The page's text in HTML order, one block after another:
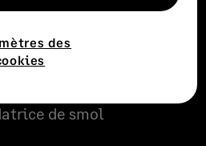
et CEO de Stello
de smol
des